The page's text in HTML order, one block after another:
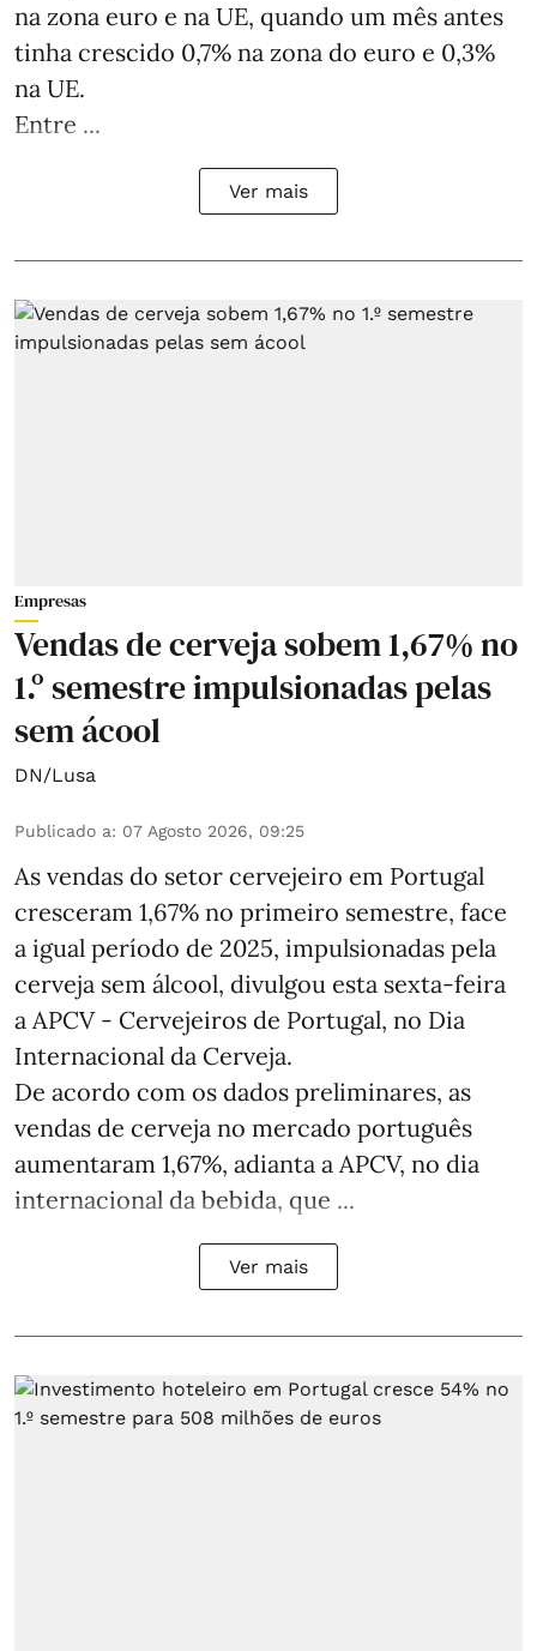
na zona euro e na UE, quando um mês antes
tinha crescido 0,7% na zona do euro e 0,3%
na UE.
Entre ...
Ver mais
Empresas
Vendas de cerveja sobem 1,67% no
1.º semestre impulsionadas pelas
sem ácool
DN/Lusa
Publicado a: 07 Agosto 2026, 09:25
As vendas do setor cervejeiro em Portugal
cresceram 1,67% no primeiro semestre, face
a igual período de 2025, impulsionadas pela
cerveja sem álcool, divulgou esta sexta-feira
a APCV - Cervejeiros de Portugal, no Dia
Internacional da Cerveja.
De acordo com os dados preliminares, as
vendas de cerveja no mercado português
aumentaram 1,67%, adianta a APCV, no dia
internacional da bebida, que ...
Ver mais